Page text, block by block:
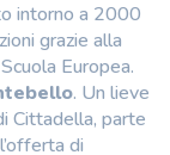
intorno a 2000
grazie alla
Europea.
. Un lieve
Cittadella, parte
di